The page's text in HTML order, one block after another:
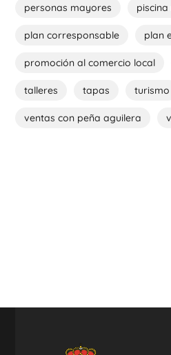
personas mayores
plan corresponsable plan
promoción al comercio local
talleres tapas turismo
ventas con peña aguilera